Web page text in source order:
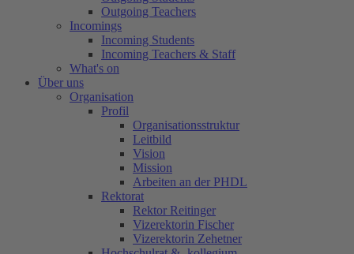
Outgoing Teachers
Incomings
Incoming Students
Incoming Teachers & Staff
What's on
Über uns
Organisation
Profil
Organisationsstruktur
Leitbild
Vision
Mission
Arbeiten an der PHDL
Rektorat
Rektor Reitinger
Vizerektorin Fischer
Vizerektorin Zehetner